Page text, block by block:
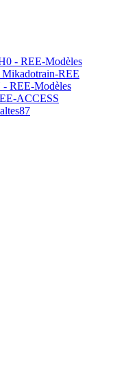
- REE-Modèles
Mikadotrain-REE
- REE-Modèles
ACCESS